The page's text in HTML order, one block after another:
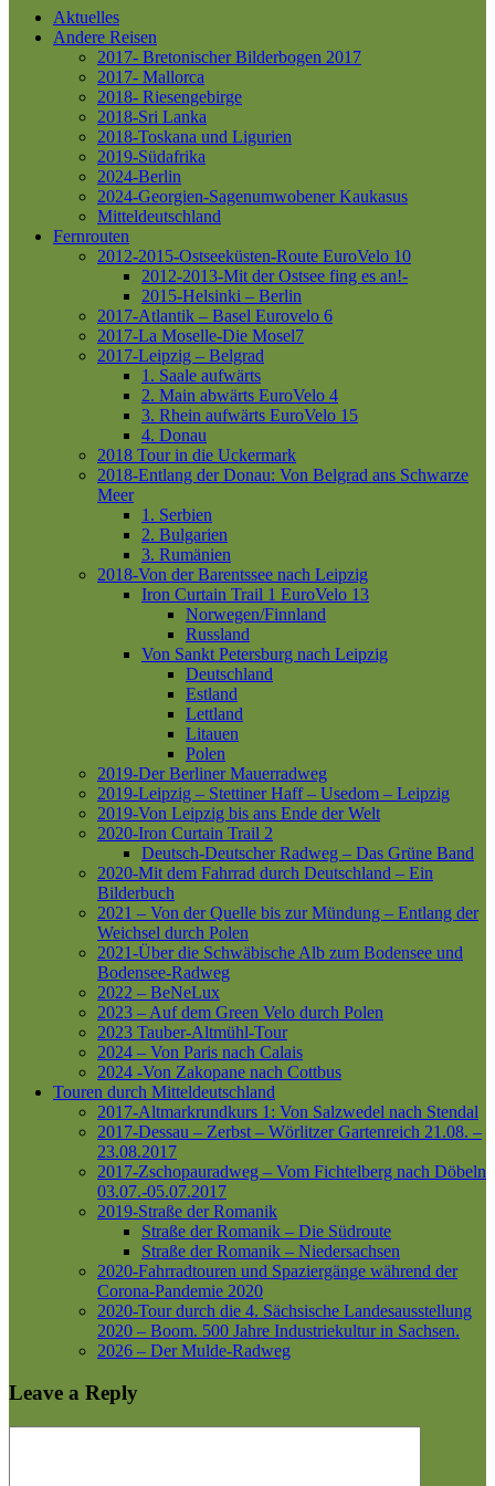
Aktuelles
Andere Reisen
2017- Bretonischer Bilderbogen 2017
2017- Mallorca
2018- Riesengebirge
2018-Sri Lanka
2018-Toskana und Ligurien
2019-Südafrika
2024-Berlin
2024-Georgien-Sagenumwobener Kaukasus
Mitteldeutschland
Fernrouten
2012-2015-Ostseeküsten-Route EuroVelo 10
2012-2013-Mit der Ostsee fing es an!-
2015-Helsinki – Berlin
2017-Atlantik – Basel Eurovelo 6
2017-La Moselle-Die Mosel7
2017-Leipzig – Belgrad
1. Saale aufwärts
2. Main abwärts EuroVelo 4
3. Rhein aufwärts EuroVelo 15
4. Donau
2018 Tour in die Uckermark
2018-Entlang der Donau: Von Belgrad ans Schwarze
Meer
1. Serbien
2. Bulgarien
3. Rumänien
2018-Von der Barentssee nach Leipzig
Iron Curtain Trail 1 EuroVelo 13
Norwegen/Finnland
Russland
Von Sankt Petersburg nach Leipzig
Deutschland
Estland
Lettland
Litauen
Polen
2019-Der Berliner Mauerradweg
2019-Leipzig – Stettiner Haff – Usedom – Leipzig
2019-Von Leipzig bis ans Ende der Welt
2020-Iron Curtain Trail 2
Deutsch-Deutscher Radweg – Das Grüne Band
2020-Mit dem Fahrrad durch Deutschland – Ein
Bilderbuch
2021 – Von der Quelle bis zur Mündung – Entlang der
Weichsel durch Polen
2021-Über die Schwäbische Alb zum Bodensee und
Bodensee-Radweg
2022 – BeNeLux
2023 – Auf dem Green Velo durch Polen
2023 Tauber-Altmühl-Tour
2024 – Von Paris nach Calais
2024 -Von Zakopane nach Cottbus
Touren durch Mitteldeutschland
2017-Altmarkrundkurs 1: Von Salzwedel nach Stendal
2017-Dessau – Zerbst – Wörlitzer Gartenreich 21.08. –
23.08.2017
2017-Zschopauradweg – Vom Fichtelberg nach Döbeln
03.07.-05.07.2017
2019-Straße der Romanik
Straße der Romanik – Die Südroute
Straße der Romanik – Niedersachsen
2020-Fahrradtouren und Spaziergänge während der
Corona-Pandemie 2020
2020-Tour durch die 4. Sächsische Landesausstellung
2020 – Boom. 500 Jahre Industriekultur in Sachsen.
2026 – Der Mulde-Radweg
Leave a Reply